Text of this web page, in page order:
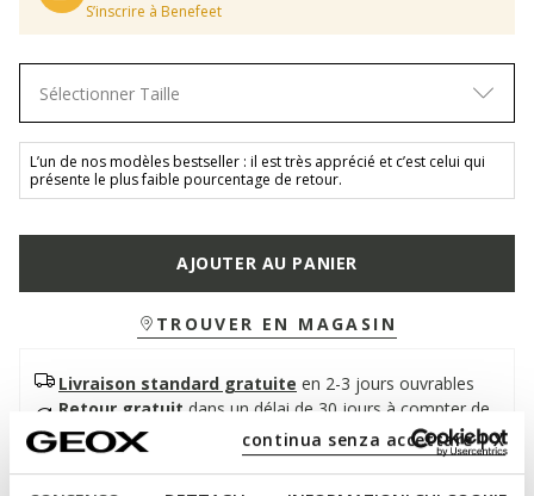
continua senza accettare | X
S’inscrire à Benefeet
Sélectionner Taille
L’un de nos modèles bestseller : il est très apprécié et c’est celui qui
présente le plus faible pourcentage de retour.
AJOUTER AU PANIER
TROUVER EN MAGASIN
Livraison standard gratuite en 2-3 jours ouvrables
Retour gratuit dans un délai de 30 jours à compter de
la livraison